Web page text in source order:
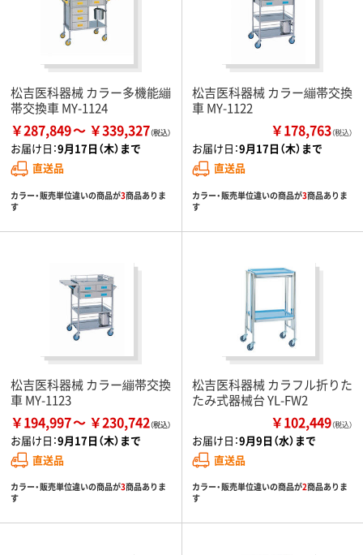
松吉医科器械 カラー多機能繃
帯交換車 MY-1124
￥287,849 ￥339,327
お届け日：9月17日（木）まで
直送品
カラー・販売単位違いの商品が3商品ありま
す
松吉医科器械 カラー繃帯交換
車 MY-1122
￥178,763（税込）
お届け日：9月17日（木）まで
直送品
カラー・販売単位違いの商品が3商品ありま
す
松吉医科器械 カラー繃帯交換
車 MY-1123
￥194,997 ￥230,742
お届け日：9月17日（木）まで
直送品
カラー・販売単位違いの商品が3商品ありま
す
松吉医科器械 カラフル折りた
たみ式器械台 YL-FW2
￥102,449（税込）
お届け日：9月9日（水）まで
直送品
カラー・販売単位違いの商品が2商品ありま
す